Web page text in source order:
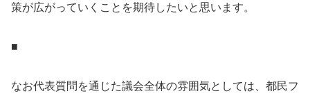
策が広がっていくことを期待したいと思います。
■
なお代表質問を通じた議会全体の雰囲気としては、都民フ